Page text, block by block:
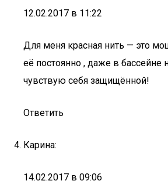
12.02.2017 в 11:22
Для меня красная нить — это
её постоянно , даже в бассейне
чувствую себя защищённой!
Ответить
Карина:
14.02.2017 в 09:06